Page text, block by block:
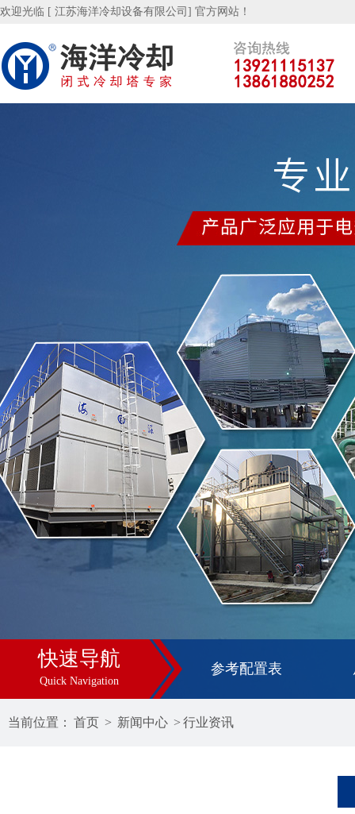
欢迎光临 [ 江苏海洋冷却设备有限公司] 官方网站！
快速导航
Quick Navigation
参考配置表
当前位置： 首页 > 新闻中心 > 行业资讯